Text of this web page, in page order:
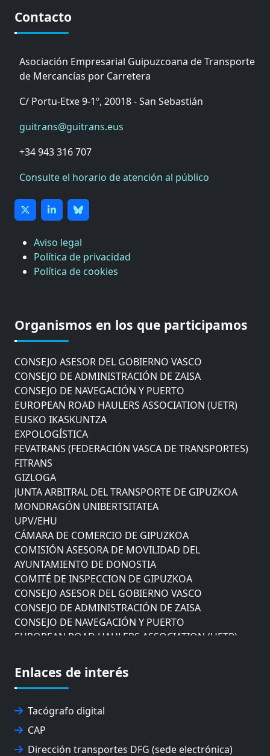
Contacto
Asociación Empresarial Guipuzcoana de Transporte
de Mercancías por Carretera
C/ Portu-Etxe 9-1º, 20018 - San Sebastián
guitrans@guitrans.eus
+34 943 316 707
Consulte el horario de atención al público
Aviso legal
Política de privacidad
Política de cookies
Organismos en los que participamos
AYUNTAMIENTO DE DONOSTIA
COMITÉ DE INSPECCION DE GIPUZKOA
CONSEJO ASESOR DEL GOBIERNO VASCO
CONSEJO DE ADMINISTRACIÓN DE ZAISA
CONSEJO DE NAVEGACIÓN Y PUERTO
EUROPEAN ROAD HAULERS ASSOCIATION (UETR)
EUSKO IKASKUNTZA
EXPOLOGÍSTICA
FEVATRANS (FEDERACIÓN VASCA DE TRANSPORTES)
FITRANS
GIZLOGA
JUNTA ARBITRAL DEL TRANSPORTE DE GIPUZKOA
MONDRAGÓN UNIBERTSITATEA
UPV/EHU
CÁMARA DE COMERCIO DE GIPUZKOA
COMISIÓN ASESORA DE MOVILIDAD DEL
AYUNTAMIENTO DE DONOSTIA
COMITÉ DE INSPECCION DE GIPUZKOA
CONSEJO ASESOR DEL GOBIERNO VASCO
CONSEJO DE ADMINISTRACIÓN DE ZAISA
CONSEJO DE NAVEGACIÓN Y PUERTO
EUROPEAN ROAD HAULERS ASSOCIATION (UETR)
FEVATRANS (FEDERACIÓN VASCA DE TRANSPORTES)
FITRANS
GIZLOGA
JUNTA ARBITRAL DEL TRANSPORTE DE GIPUZKOA
MONDRAGÓN UNIBERTSITATEA
UPV/EHU
Enlaces de interés
Tacógrafo digital
CAP
Dirección transportes DFG (sede electrónica)